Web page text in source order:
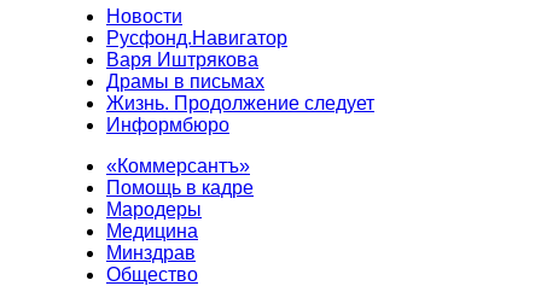
Новости
Русфонд.Навигатор
Варя Иштрякова
Драмы в письмах
Жизнь. Продолжение следует
Информбюро
«Коммерсантъ»
Помощь в кадре
Мародеры
Медицина
Минздрав
Общество